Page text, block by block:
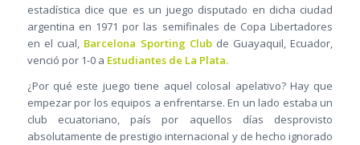
estadística dice que es un juego disputado en dicha ciudad
argentina en 1971 por las semifinales de Copa Libertadores
en el cual, Barcelona Sporting Clubde Guayaquil, Ecuador,
venció por 1-0 a Estudiantes de La Plata.
¿Por qué este juego tiene aquel colosal apelativo? Hay que
empezar por los equipos a enfrentarse. En un lado estaba un
club ecuatoriano, país por aquellos días desprovisto
absolutamente de prestigio internacional y de hecho ignorado